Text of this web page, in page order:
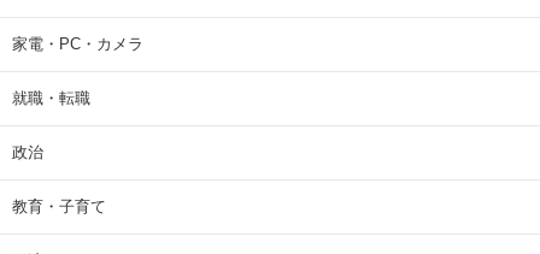
家電・PC・カメラ
就職・転職
政治
教育・子育て